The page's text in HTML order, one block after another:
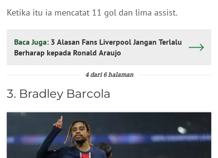
Ketika itu ia mencatat 11 gol dan lima assist.
Baca Juga: 3 Alasan Fans Liverpool Jangan Terlalu
Berharap kepada Ronald Araujo
4 dari 6 halaman
3. Bradley Barcola